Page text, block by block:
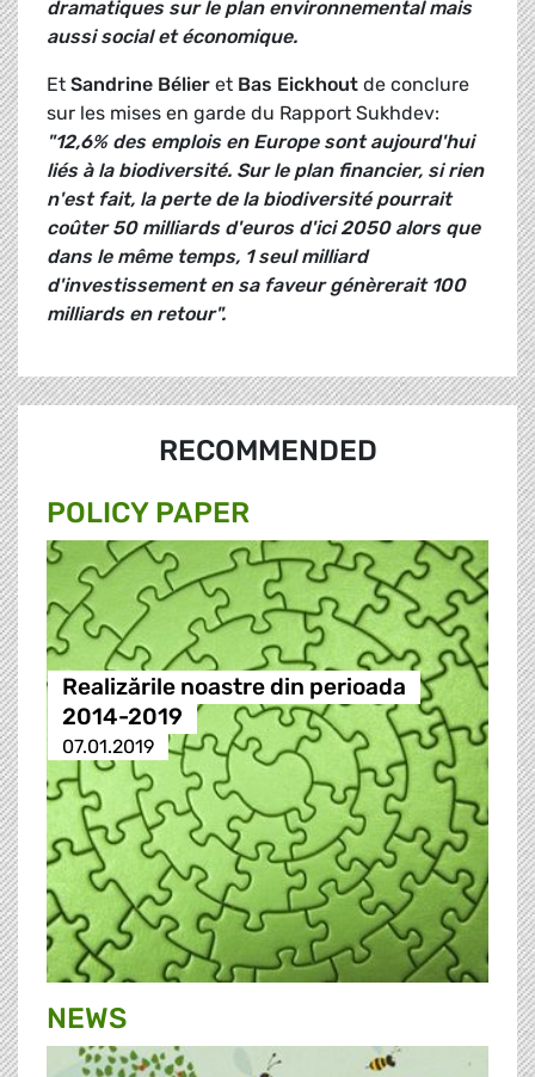
dramatiques sur le plan environnemental mais
aussi social et économique.
Et Sandrine Bélier et Bas Eickhout de conclure
sur les mises en garde du Rapport Sukhdev:
"12,6% des emplois en Europe sont aujourd'hui
liés à la biodiversité. Sur le plan financier, si rien
n'est fait, la perte de la biodiversité pourrait
coûter 50 milliards d'euros d'ici 2050 alors que
dans le même temps, 1 seul milliard
d'investissement en sa faveur génèrerait 100
milliards en retour".
RECOMMENDED
POLICY PAPER
Realizările noastre din perioada
2014-2019
07.01.2019
NEWS